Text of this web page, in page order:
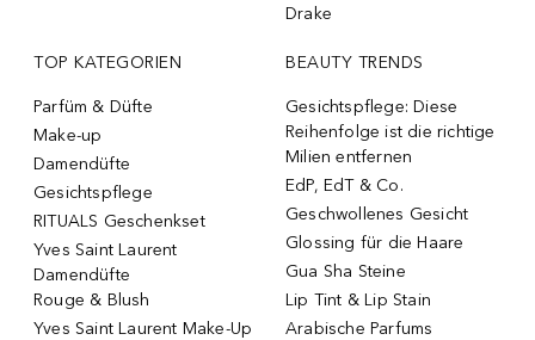
Drake
TOP KATEGORIEN
Parfüm & Düfte
Make-up
Damendüfte
Gesichtspflege
RITUALS Geschenkset
Yves Saint Laurent
Damendüfte
Rouge & Blush
Yves Saint Laurent Make-Up
BEAUTY TRENDS
Gesichtspflege: Diese
Reihenfolge ist die richtige
Milien entfernen
EdP, EdT & Co.
Geschwollenes Gesicht
Glossing für die Haare
Gua Sha Steine
Lip Tint & Lip Stain
Arabische Parfums